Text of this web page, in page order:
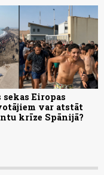
sekas Eiropas
var atstāt
krīze Spānijā?